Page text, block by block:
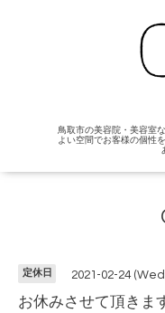
鳥取市の美容院・美容室
よい空間でお客様の個性
定休日 2021-02-24
お休みさせて頂きま